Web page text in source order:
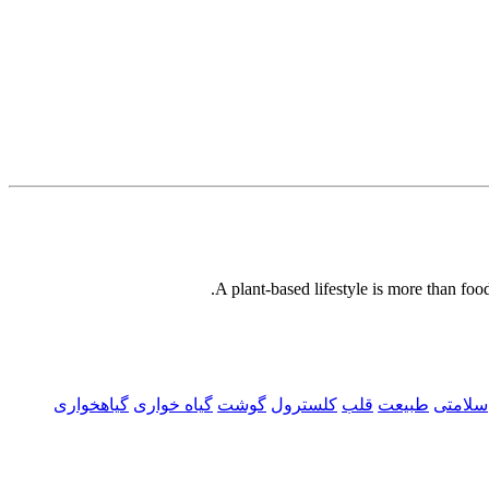
A plant-based lifestyle is more than
سلامتی طبیعت قلب کلسترول گوشت گیاه خواری گیاهخواری